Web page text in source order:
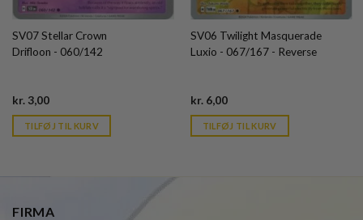
SV07 Stellar Crown
Drifloon - 060/142
kr. 3,00Current
is:
kr. 39,95.
TILFØJ TIL KURV
SV06 Twilight Masquerade
Luxio - 067/167 - Reverse
kr.6,00Current
is:
kr. 39,95.
TILFØJ TIL KURV
FIRMA